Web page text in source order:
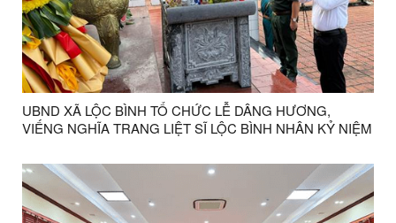
UBND XÃ LỘC BÌNH TỔ CHỨC LỄ DÂNG HƯƠNG,
VIẾNG NGHĨA TRANG LIỆT SĨ LỘC BÌNH NHÂN KỶ NIỆM